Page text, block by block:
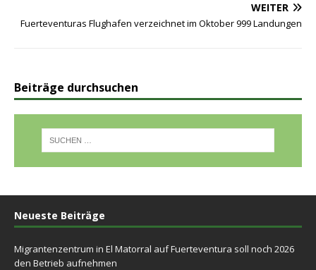
WEITER
Fuerteventuras Flughafen verzeichnet im Oktober 999 Landungen
Beiträge durchsuchen
Neueste Beiträge
Migrantenzentrum in El Matorral auf Fuerteventura soll noch 2026
den Betrieb aufnehmen